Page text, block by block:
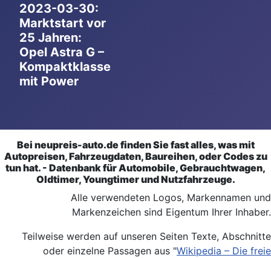
2023-03-30:
Marktstart vor
25 Jahren:
Opel Astra G –
Kompaktklasse
mit Power
Bei neupreis-auto.de finden Sie fast alles, was mit
Autopreisen, Fahrzeugdaten, Baureihen, oder Codes zu
tun hat. - Datenbank für Automobile, Gebrauchtwagen,
Oldtimer, Youngtimer und Nutzfahrzeuge.
Alle verwendeten Logos, Markennamen und
Markenzeichen sind Eigentum Ihrer Inhaber.
Teilweise werden auf unseren Seiten Texte, Abschnitte
oder einzelne Passagen aus "Wikipedia – Die freie